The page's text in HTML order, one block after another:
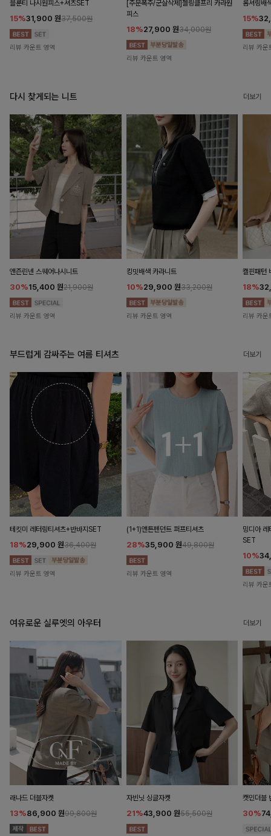
블룬티 나시원피스+셔츠SET
15%31,900 원37,500원
리뷰 카운트 영역
[주문폭주/군살삭제]젤링클프리 카라원
피스
18%27,900 원34,000원
리뷰 카운트 영역
롬셔링배
15%
리뷰 카운
다시 찾게되는 니트 더보기
앤즌린넨 스퀘어나시니트
30%15,400 원21,900원
리뷰 카운트 영역
킹밋배색 카라니트
10%29,900 원33,200원
리뷰 카운트 영역
캘핀패턴
18%
리뷰 카운
부드럽게 감싸주는 여름 티셔츠 더보기
테킷미 레터링티셔츠+반바지SET
18%29,900 원36,400원
리뷰 카운트 영역
(1+1)앤튼펜던트 퍼프티셔츠
28%35,900 원49,800원
리뷰 카운트 영역
밍디아 레
SET
10%
리뷰 카운
여유로운 실루엣의 아우터 더보기
래나드 더블자켓
13%86,900 원99,800원
자빈닛 싱글자켓
21%43,900 원55,500원
캣민더블
30%